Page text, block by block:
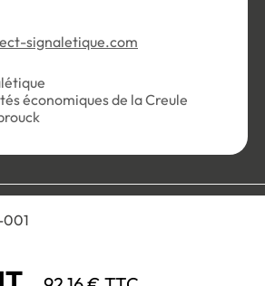
001
signaletique.com
économiques de la Creule
cookies